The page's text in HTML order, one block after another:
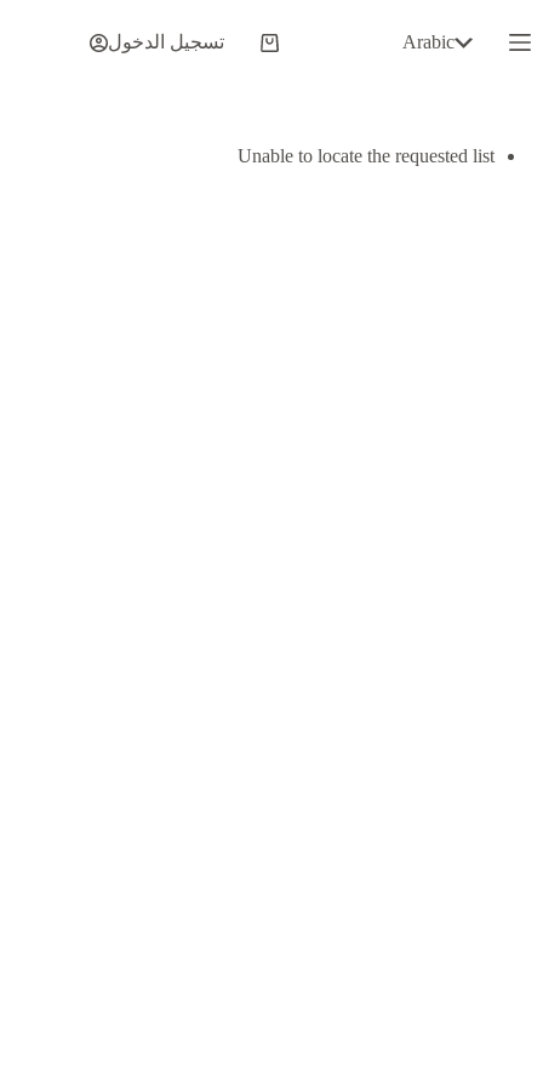
إلى
المحتوى
Arabic
عربة
تسجيل الدخول
Unable to locate the requested list